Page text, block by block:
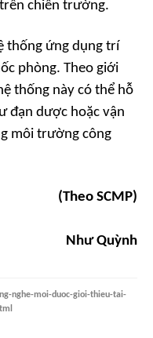
chiến trường.
thống ứng dụng trí
phòng. Theo giới
thống này có thể hỗ
đạn dược hoặc vận
môi trường công
(Theo SCMP)
Như Quỳnh
nghe-moi-duoc-gioi-thieu-tai-